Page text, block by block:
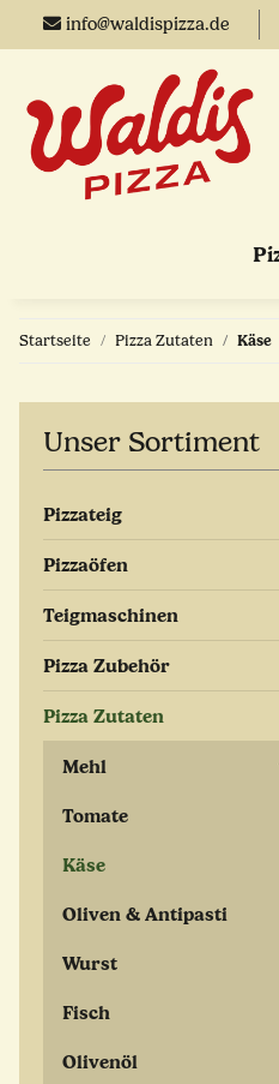
info@waldispizza.de
Startseite Pizza Zutaten Käse
Unser Sortiment
Pizzateig
Pizzaöfen
Teigmaschinen
Pizza Zubehör
Pizza Zutaten
Mehl
Tomate
Käse
Oliven & Antipasti
Wurst
Fisch
Olivenöl